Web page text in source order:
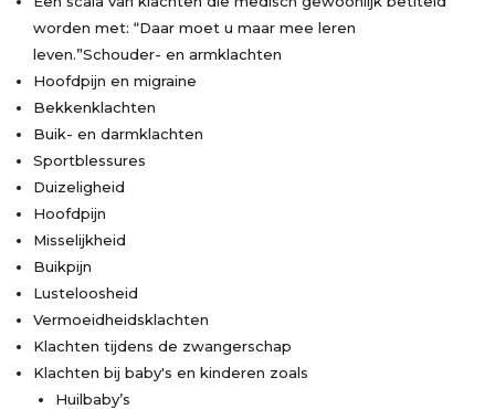
worden met: “Daar moet u maar mee leren
leven.”Schouder- en armklachten
Hoofdpijn en migraine
Bekkenklachten
Buik- en darmklachten
Sportblessures
Duizeligheid
Hoofdpijn
Misselijkheid
Buikpijn
Lusteloosheid
Vermoeidheidsklachten
Klachten tijdens de zwangerschap
Klachten bij baby's en kinderen zoals
Huilbaby’s